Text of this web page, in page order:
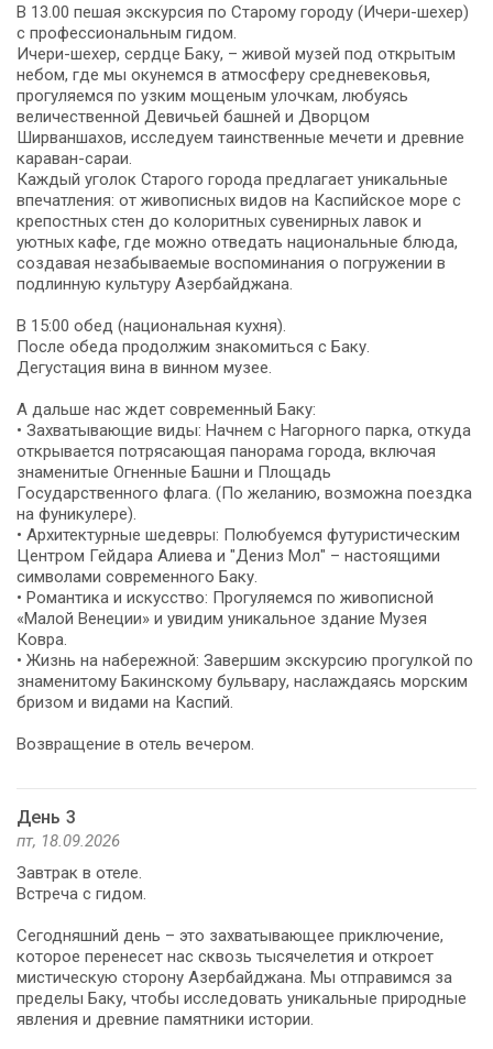
В 13.00 пешая экскурсия по Старому городу (Ичери-шехер)
с профессиональным гидом.
Ичери-шехер, сердце Баку, – живой музей под открытым
небом, где мы окунемся в атмосферу средневековья,
прогуляемся по узким мощеным улочкам, любуясь
величественной Девичьей башней и Дворцом
Ширваншахов, исследуем таинственные мечети и древние
караван-сараи.
Каждый уголок Старого города предлагает уникальные
впечатления: от живописных видов на Каспийское море с
крепостных стен до колоритных сувенирных лавок и
уютных кафе, где можно отведать национальные блюда,
создавая незабываемые воспоминания о погружении в
подлинную культуру Азербайджана.
В 15:00 обед (национальная кухня).
После обеда продолжим знакомиться с Баку.
Дегустация вина в винном музее.
А дальше нас ждет современный Баку:
• Захватывающие виды: Начнем с Нагорного парка, откуда
открывается потрясающая панорама города, включая
знаменитые Огненные Башни и Площадь
Государственного флага. (По желанию, возможна поездка
на фуникулере).
• Архитектурные шедевры: Полюбуемся футуристическим
Центром Гейдара Алиева и "Дениз Мол" – настоящими
символами современного Баку.
• Романтика и искусство: Прогуляемся по живописной
«Малой Венеции» и увидим уникальное здание Музея
Ковра.
• Жизнь на набережной: Завершим экскурсию прогулкой по
знаменитому Бакинскому бульвару, наслаждаясь морским
бризом и видами на Каспий.
Возвращение в отель вечером.
День 3
пт, 18.09.2026
Завтрак в отеле.
Встреча с гидом.
Сегодняшний день – это захватывающее приключение,
которое перенесет нас сквозь тысячелетия и откроет
мистическую сторону Азербайджана. Мы отправимся за
пределы Баку, чтобы исследовать уникальные природные
явления и древние памятники истории.